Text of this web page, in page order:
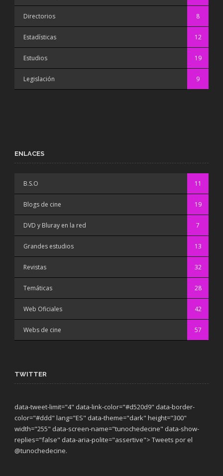
Directorios 8
Estadísticas 12
Estudios 19
Legislación 9
ENLACES
B.S.O 11
Blogs de cine 19
DVD y Bluray en la red 7
Grandes estudios 13
Revistas 32
Temáticas 28
Web Oficiales 42
Webs de cine 57
TWITTER
data-tweet-limit="4" data-link-color="#d520d9" data-border-
color="#ddd" lang="ES" data-theme="dark" height="300"
width="255" data-screen-name="tunochedecine" data-show-
replies="false" data-aria-polite="assertive"> Tweets por el
@tunochedecine.